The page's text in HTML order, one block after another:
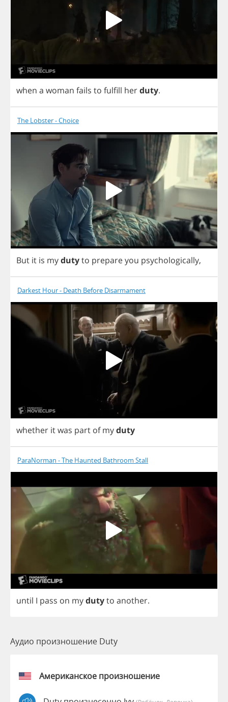
when a woman fails to fulfill herduty.
The Lobster - Choice
But it is mydutyto prepareyou psychologically,
Darkest Hour - Death Before Disarmament
whether itwas part of myduty
ParaNorman - The Haunted Bathroom Stall
until I pass on mydutyto another.
Аудио произношение Duty
Американское произношение